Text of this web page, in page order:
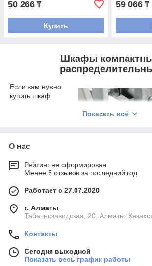
50 266 ₸
Купить
59 066 ₸
Шкафы
Если вам нужно
купить шкаф
обращайтесь в
"Юнайтед Термо".
Мы являемся
распределительны
х шкафов для от
компании Grota и
уже много лет
на продаже сборке и поставке
различных исполнениях, как из
пластика с различными опциями.
Показать всё
О нас
Рейтинг не сформирован
Менее 5 отзывов за последний год
Работает с 27.07.2020
г. Алматы
Табачнозаводская, 20, Алматы,
Контакты
Сегодня выходной
Показать весь график работы